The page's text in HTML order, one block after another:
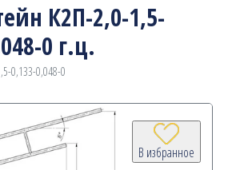
К2П-2,0-1,5-
0 г.ц.
0,133-0,048-0
В избранное